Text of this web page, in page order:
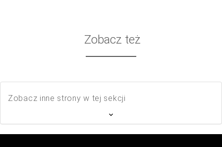
Zobacz też
Zobacz inne strony w tej sekcji